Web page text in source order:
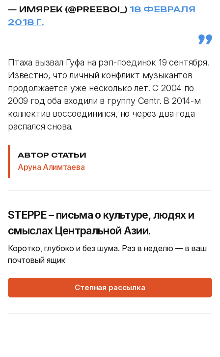
— ИМЯРЕК (@PREEBOI_) 18 ФЕВРАЛЯ
2018 Г.
Птаха вызвал Гуфа на рэп-поединок 19 сентября.
Известно, что личный конфликт музыкантов
продолжается уже несколько лет. С 2004 по
2009 год оба входили в группу Centr. В 2014-м
коллектив воссоединился, но через два года
распался снова.
АВТОР СТАТЬИ
Аруна Алимтаева
STEPPE – письма о культуре, людях и
смыслах Центральной Азии.
Коротко, глубоко и без шума. Раз в неделю — в ваш
почтовый ящик
Степная рассылка